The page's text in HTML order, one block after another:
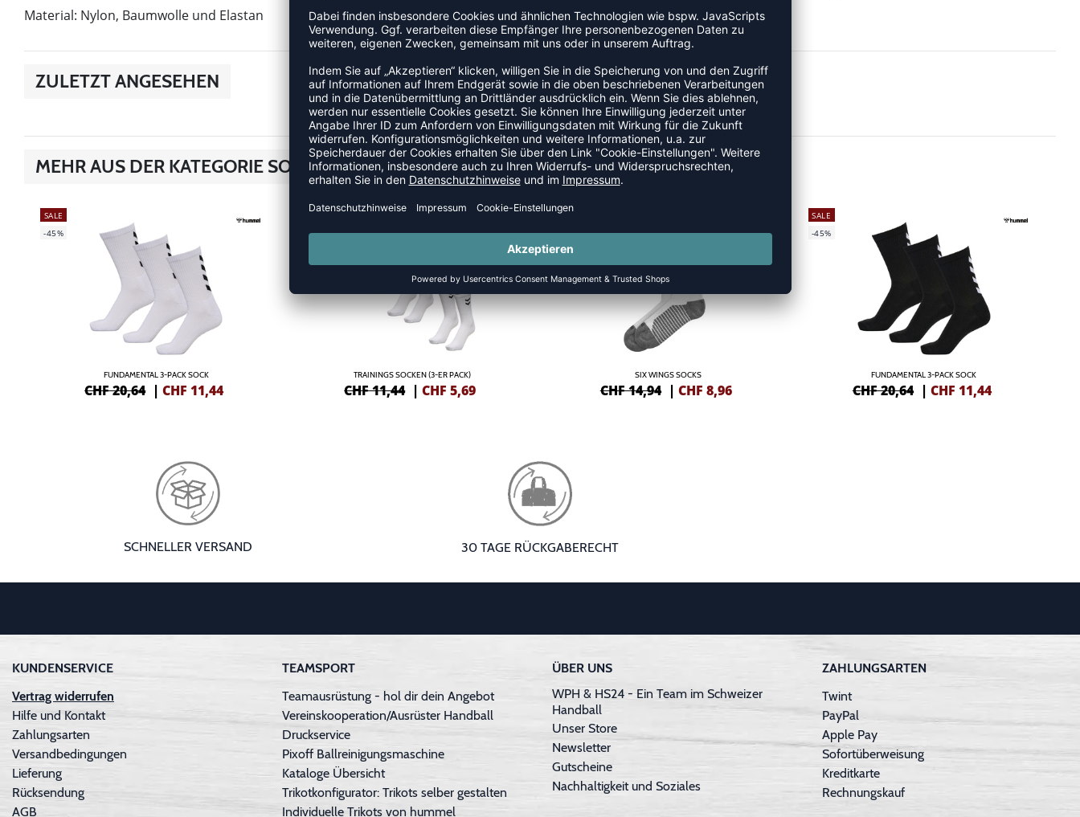
Material: Nylon, Baumwolle und Elastan
ZULETZT ANGESEHEN
MEHR AUS DER KATEGORIE SOCKEN
SALE
-45%
FUNDAMENTAL 3-PACK SOCK
CHF 20,64 |CHF 11,44
SALE
-50%
TRAININGS SOCKEN (3-ER PACK)
CHF 11,44 |CHF 5,69
SALE
-40%
SIX WINGS SOCKS
CHF 14,94 | CHF 8,96
SALE
-45%
FUNDAMENTAL 3-PACK SOCK
CHF 20,64 | CHF 11,44
SCHNELLER VERSAND 30 TAGE RÜCKGABERECHT
KUNDENSERVICE
Vertrag widerrufen
Hilfe und Kontakt
Zahlungsarten
Versandbedingungen
Lieferung
Rücksendung
AGB
TEAMSPORT
Teamausrüstung - hol dir dein Angebot
Vereinskooperation/Ausrüster Handball
Druckservice
Pixoff Ballreinigungsmaschine
Kataloge Übersicht
Trikotkonfigurator: Trikots selber gestalten
Individuelle Trikots von hummel
ÜBER UNS
WPH & HS24 - Ein Team im Schweizer
Handball
Unser Store
Newsletter
Gutscheine
Nachhaltigkeit und Soziales
ZAHLUNGSARTEN
Twint
PayPal
Apple Pay
Sofortüberweisung
Kreditkarte
Rechnungskauf